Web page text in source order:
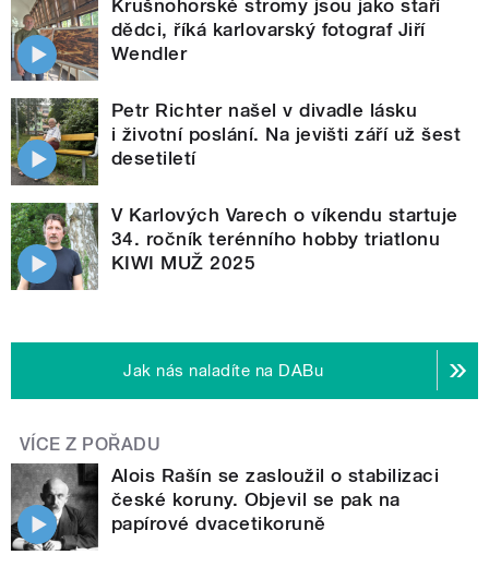
Krušnohorské stromy jsou jako staří
dědci, říká karlovarský fotograf Jiří
Wendler
Petr Richter našel v divadle lásku
i životní poslání. Na jevišti září už šest
desetiletí
V Karlových Varech o víkendu startuje
34. ročník terénního hobby triatlonu
KIWI MUŽ 2025
Jak nás naladíte na DABu
VÍCE Z POŘADU
Alois Rašín se zasloužil o stabilizaci
české koruny. Objevil se pak na
papírové dvacetikoruně